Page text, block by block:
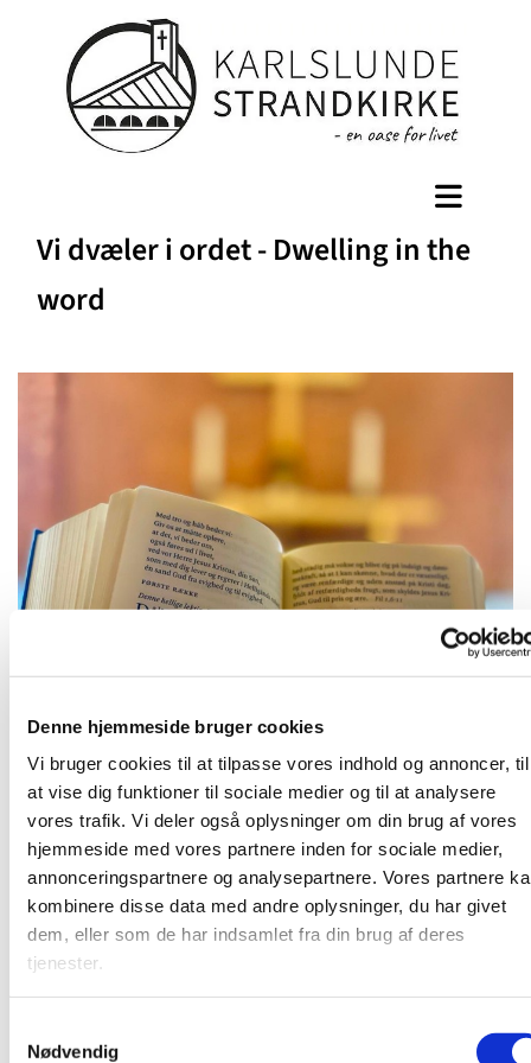
Denne hjemmeside bruger cookies
Vi bruger cookies til at tilpasse vores indhold og annoncer, til
at vise dig funktioner til sociale medier og til at analysere
vores trafik. Vi deler også oplysninger om din brug af vores
hjemmeside med vores partnere inden for sociale medier,
annonceringspartnere og analysepartnere. Vores partnere
kombinere disse data med andre oplysninger, du har givet
dem, eller som de har indsamlet fra din brug af deres
tjenester.
Nødvendig
Vi dvæler i ordet - Dwelling in the
word
Onsdag 9. september 2026, kl. 09:00
Kirkens præst gennemgår den kommende søndags tekst
og vi snakke om teksten. Herefter bøn.